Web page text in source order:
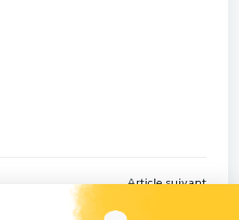
Navigation
Article suivant